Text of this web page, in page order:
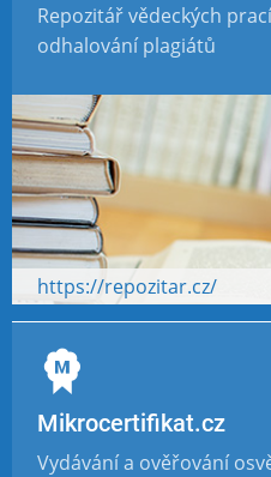
Repozitář vědeckých
odhalování plagiátů
https://repozitar.cz/
Mikrocertifikat.cz
Vydávání a ověřování